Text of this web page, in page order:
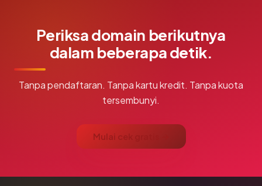
Periksa domain berikutnya
dalam beberapa detik.
Tanpa pendaftaran. Tanpa kartu kredit. Tanpa kuota
tersembunyi.
Mulai cek gratis →